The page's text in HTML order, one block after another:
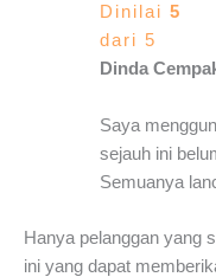
Dinilai 5
dari 5
Dinda
Saya
sejauh ini
Semuanya
Hanya pelanggan yang
ini yang dapat